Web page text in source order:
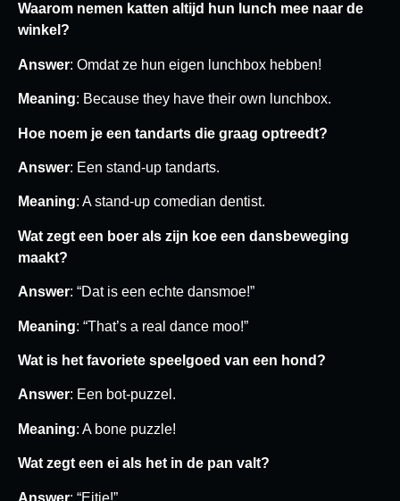
Waarom nemen katten altijd hun lunch mee naar de
winkel?
Answer: Omdat ze hun eigen lunchbox hebben!
Meaning: Because they have their own lunchbox.
Hoe noem je een tandarts die graag optreedt?
Answer: Een stand-up tandarts.
Meaning: A stand-up comedian dentist.
Wat zegt een boer als zijn koe een dansbeweging
maakt?
Answer: “Dat is een echte dansmoe!”
Meaning: “That’s a real dance moo!”
Wat is het favoriete speelgoed van een hond?
Answer: Een bot-puzzel.
Meaning: A bone puzzle!
Wat zegt een ei als het in de pan valt?
Answer: “Eitje!”